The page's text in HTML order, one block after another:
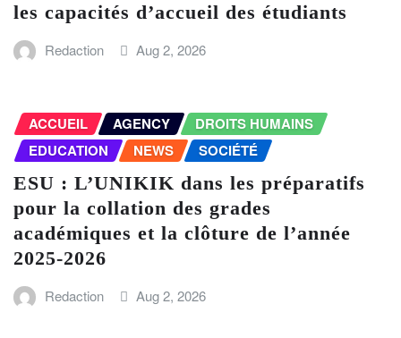
les capacités d’accueil des étudiants
Redaction Aug 2, 2026
ACCUEIL AGENCY
DROITS HUMAINS
EDUCATION
NEWS SOCIÉTÉ
ESU : L’UNIKIK dans les préparatifs
pour la collation des grades
académiques et la clôture de l’année
2025-2026
Redaction Aug 2, 2026